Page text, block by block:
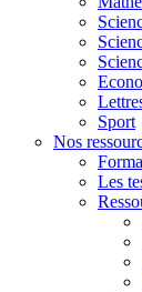
Sport
Nos
Les